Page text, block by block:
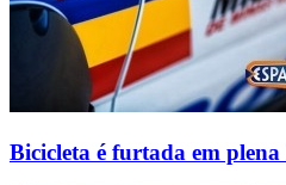
Bicicleta é furtada em